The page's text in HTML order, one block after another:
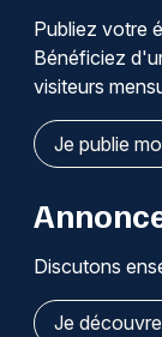
Publiez votre
Bénéficiez
visiteurs
Je publie
Discutons
Je